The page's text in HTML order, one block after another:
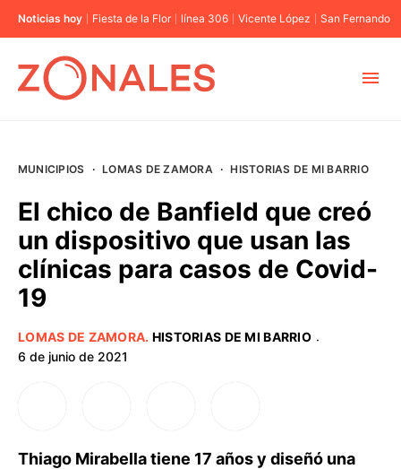
Noticias hoy Fiesta de la Flor línea 306 Vicente López San Fernando
BUENOS AIRES
PROVINCIAS
ELECCIONES 2023
MUNICIPIOS · LOMAS DE ZAMORA · HISTORIAS DE MI BARRIO
El chico de Banfield que creó
un dispositivo que usan las
clínicas para casos de Covid-
19
LOMAS DE ZAMORA. HISTORIAS DE MI BARRIO ·
6 de junio de 2021
Thiago Mirabella tiene 17 años y diseñó una